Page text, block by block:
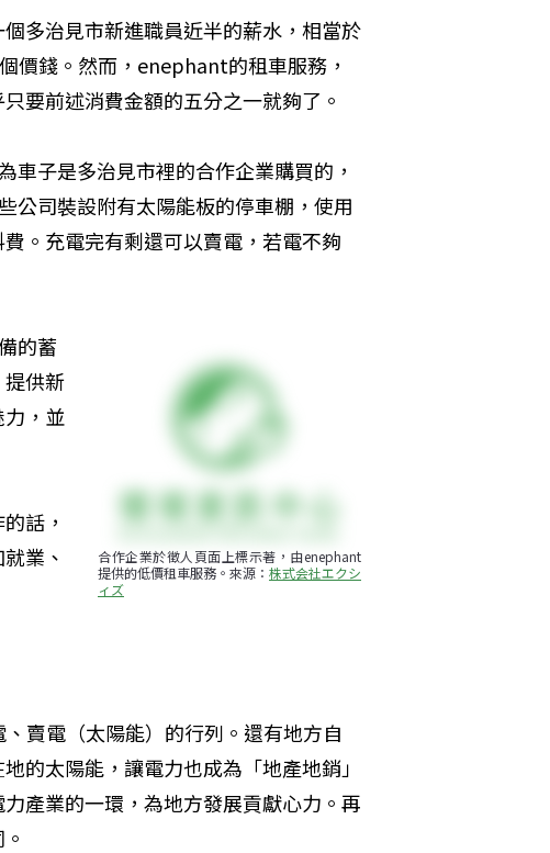
多治見市新進職員近半的薪水，相當於
價錢。然而，enephant的租車服務，
要前述消費金額的五分之一就夠了。
子是多治見市裡的合作企業購買的，
司裝設附有太陽能板的停車棚，使用
。充電完有剩還可以賣電，若電不夠
合作企業於徵人頁面上標示著，由enephant
提供的低價租車服務。來源： 株式会社エクシ
ィズ
的蓄
供新
，並
話，
業、
賣電（太陽能）的行列。還有地方自
的太陽能，讓電力也成為「地產地銷」
產業的一環，為地方發展貢獻心力。再